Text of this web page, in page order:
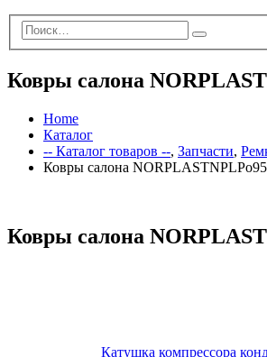
Ковры салона
Home
Каталог
-- Каталог товаров --, Запчасти,
Ковры салона
Ковры салона
Катушка компрессора